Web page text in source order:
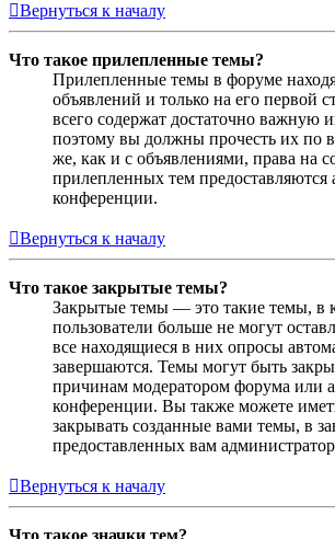
Вернуться к началу
Что такое прилепленные темы?
Прилепленные темы в форуме
объявлений и только на его первой
всего содержат достаточно важную
поэтому вы должны прочесть их по
же, как и с объявлениями, права на
прилепленных тем предоставляются
конференции.
Вернуться к началу
Что такое закрытые темы?
Закрытые темы — это такие темы, в
пользователи больше не могут
все находящиеся в них опросы
завершаются. Темы могут быть
причинам модератором форума или
конференции. Вы также можете
закрывать созданные вами темы, в
предоставленных вам
Вернуться к началу
Что такое значки тем?